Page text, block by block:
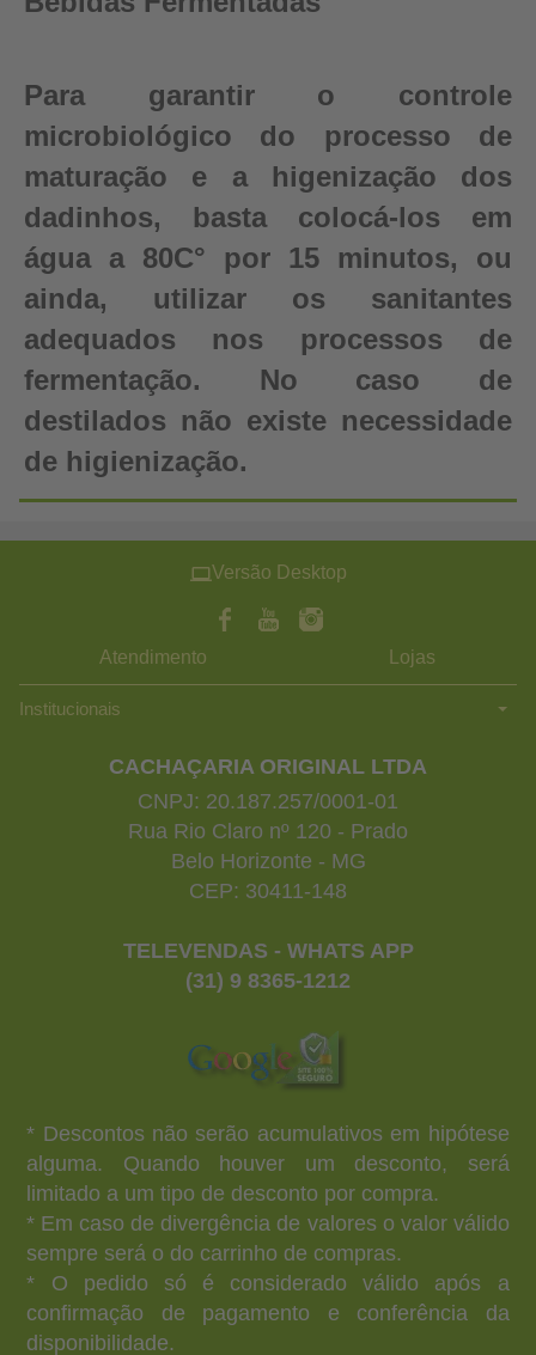
Para garantir o controle
microbiológico do processo de
maturação e a higenização dos
dadinhos, basta colocá-los em
água a 80C° por 15 minutos, ou
ainda, utilizar os sanitantes
adequados nos processos de
fermentação. No caso de
destilados não existe necessidade
de higienização.
Versão Desktop
Atendimento Lojas
Institucionais
CACHAÇARIA ORIGINAL LTDA
CNPJ: 20.187.257/0001-01
Rua Rio Claro nº 120 - Prado
Belo Horizonte - MG
CEP: 30411-148
TELEVENDAS - WHATS APP
(31) 9 8365-1212
* Descontos não serão acumulativos em hipótese
alguma. Quando houver um desconto, será
limitado a um tipo de desconto por compra.
* Em caso de divergência de valores o valor válido
sempre será o do carrinho de compras.
* O pedido só é considerado válido após a
confirmação de pagamento e conferência da
disponibilidade.